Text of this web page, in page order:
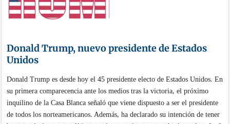
Donald Trump, nuevo presidente de Estados
Unidos
Donald Trump es desde hoy el 45 presidente electo de Estados Unidos. En
su primera comparecencia ante los medios tras la victoria, el próximo
inquilino de la Casa Blanca señaló que viene dispuesto a ser el presidente
de todos los norteamericanos. Además, ha declarado su intención de tener